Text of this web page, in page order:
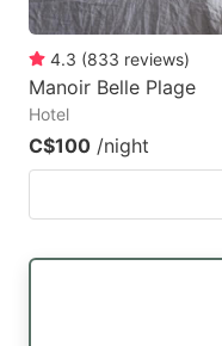
4.3 (833 reviews)
Manoir Belle Plage
Hotel
C$100 /night